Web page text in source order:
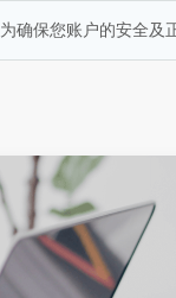
为确保您账户的安全及